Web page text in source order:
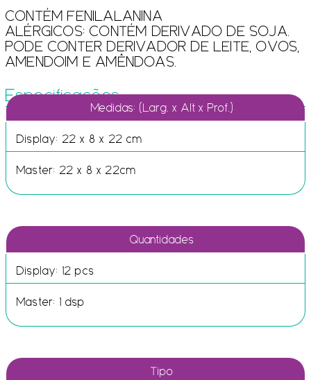
CONTÉM FENILALANINA
ALÉRGICOS: CONTÉM DERIVADO DE SOJA.
PODE CONTER DERIVADOR DE LEITE, OVOS,
AMENDOIM E AMÊNDOAS.
Especificações
Medidas: (Larg. x Alt x Prof.)
Display: 22 x 8 x 22 cm
Master: 22 x 8 x 22cm
Quantidades
Display: 12 pcs
Master: 1 dsp
Tipo